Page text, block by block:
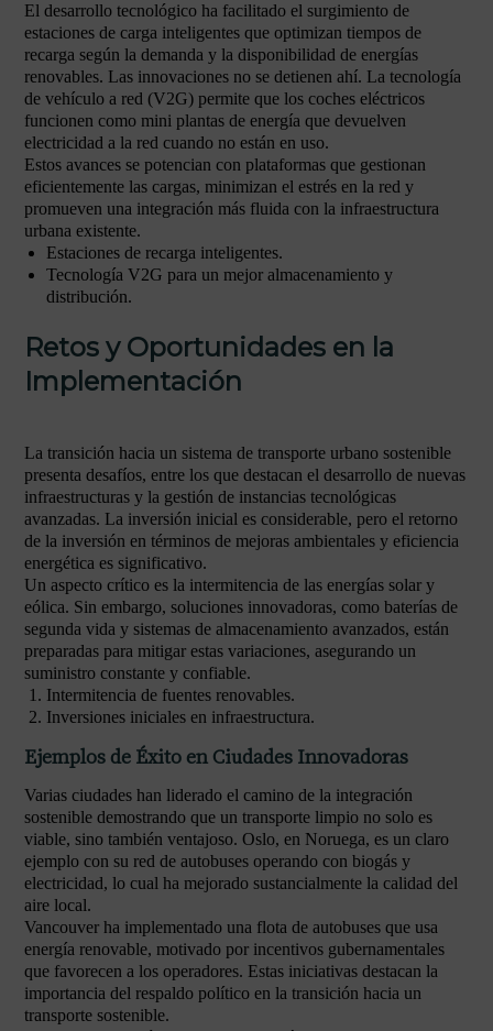
El desarrollo tecnológico ha facilitado el surgimiento de
estaciones de carga inteligentes que optimizan tiempos de
recarga según la demanda y la disponibilidad de energías
renovables. Las innovaciones no se detienen ahí. La tecnología
de vehículo a red (V2G) permite que los coches eléctricos
funcionen como mini plantas de energía que devuelven
electricidad a la red cuando no están en uso.
Estos avances se potencian con plataformas que gestionan
eficientemente las cargas, minimizan el estrés en la red y
promueven una integración más fluida con la infraestructura
urbana existente.
Estaciones de recarga inteligentes.
Tecnología V2G para un mejor almacenamiento y
distribución.
Retos y Oportunidades en la
Implementación
La transición hacia un sistema de transporte urbano sostenible
presenta desafíos, entre los que destacan el desarrollo de nuevas
infraestructuras y la gestión de instancias tecnológicas
avanzadas. La inversión inicial es considerable, pero el retorno
de la inversión en términos de mejoras ambientales y eficiencia
energética es significativo.
Un aspecto crítico es la intermitencia de las energías solar y
eólica. Sin embargo, soluciones innovadoras, como baterías de
segunda vida y sistemas de almacenamiento avanzados, están
preparadas para mitigar estas variaciones, asegurando un
suministro constante y confiable.
Intermitencia de fuentes renovables.
Inversiones iniciales en infraestructura.
Ejemplos de Éxito en Ciudades Innovadoras
Varias ciudades han liderado el camino de la integración
sostenible demostrando que un transporte limpio no solo es
viable, sino también ventajoso. Oslo, en Noruega, es un claro
ejemplo con su red de autobuses operando con biogás y
electricidad, lo cual ha mejorado sustancialmente la calidad del
aire local.
Vancouver ha implementado una flota de autobuses que usa
energía renovable, motivado por incentivos gubernamentales
que favorecen a los operadores. Estas iniciativas destacan la
importancia del respaldo político en la transición hacia un
transporte sostenible.